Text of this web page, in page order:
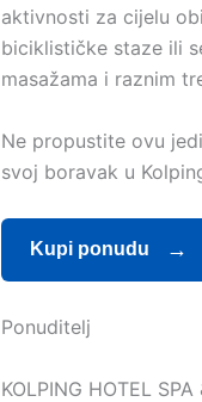
aktivnosti za cijelu
biciklističke staze ili
masažama i raznim
Ne propustite ovu
svoj boravak u
Kupi ponudu
Ponuditelj
KOLPING HOTEL SPA